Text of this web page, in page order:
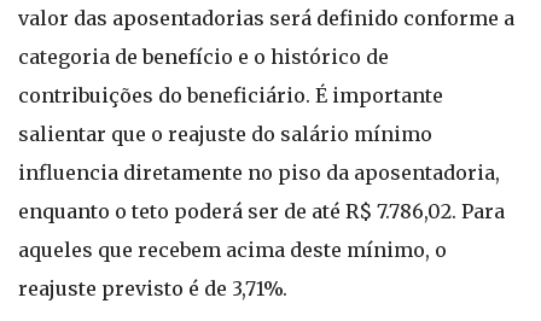
valor das aposentadorias será definido conforme a
categoria de benefício e o histórico de
contribuições do beneficiário. É importante
salientar que o reajuste do salário mínimo
influencia diretamente no piso da aposentadoria,
enquanto o teto poderá ser de até R$ 7.786,02. Para
aqueles que recebem acima deste mínimo, o
reajuste previsto é de 3,71%.